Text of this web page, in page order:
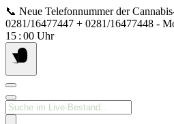
Springe
zum
Inhalt
📞 Neue Telefonnummer der
0281/16477447 + 0281/16477448 -
15 : 00 Uhr
Products
search